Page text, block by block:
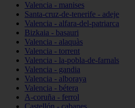
Valencia - manises
Santa-cruz-de-tenerife - adeje
Valencia - alfara-del-patriarca
Bizkaia - basauri
Valencia - alaquàs
Valencia - torrent
Valencia - la-pobla-de-farnals
Valencia - gandia
Valencia - alboraya
Valencia - bétera
A-coruña - ferrol
Castellón - cabanes